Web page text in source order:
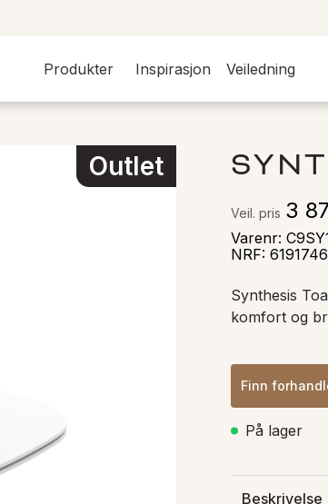
Produkter Inspirasjon Veiledning
Outlet
Veil. pris 3
Varenr:
NRF: 6191746
Synthesis
komfort og
Finn
På lager
Beskrivelse